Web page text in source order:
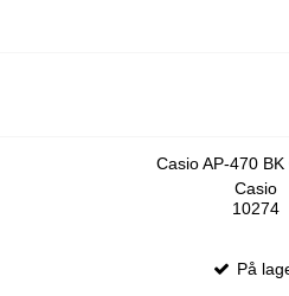
Casio AP-470
Casio
10274
På